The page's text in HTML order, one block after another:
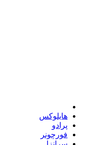
هایلوکس
پرادو
فورچونر